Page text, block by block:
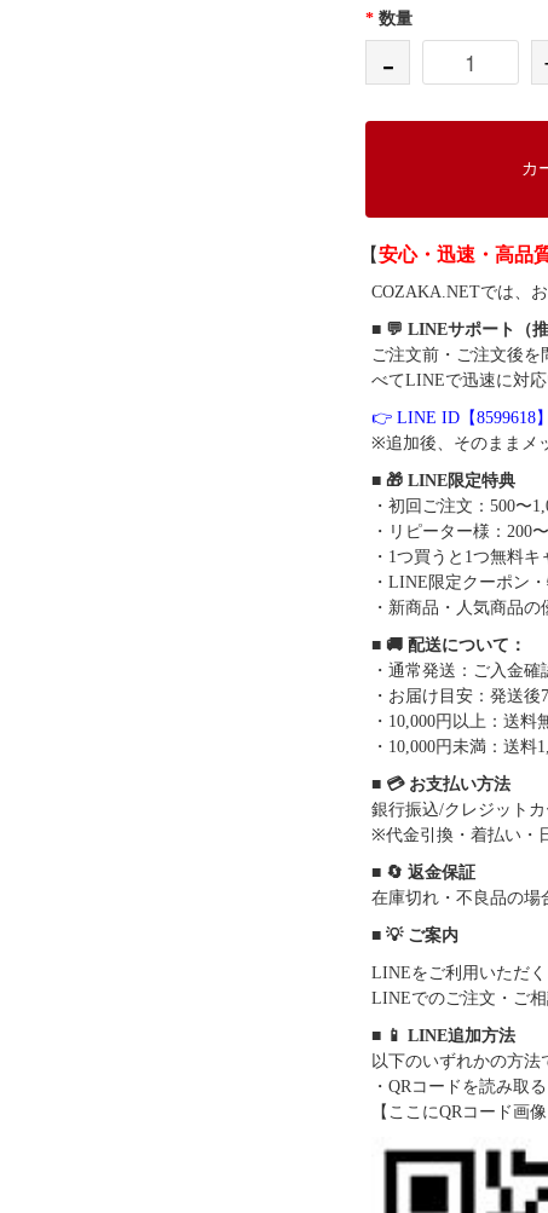
* 数量
-
カ
【安心・迅速・高品
COZAKA.NETでは、
■ 💬 LINEサポート（推
ご注文前・ご注文後
べてLINEで迅速に対応
👉 LINE ID【8599618】
※追加後、そのままメ
■ 🎁 LINE限定特典
・初回ご注文：500〜
・リピーター様：200
・1つ買うと1つ無料キ
・LINE限定クーポン
・新商品・人気商品の
■ 🚚 配送について：
・通常発送：ご入金確
・お届け目安：発送後
・10,000円以上：送料
・10,000円未満：送料
■ 💳 お支払い方法
銀行振込/クレジットカ
※代金引換・着払い・
■ 🔄 返金保証
在庫切れ・不良品の場
■ 💡 ご案内
LINEをご利用いただ
LINEでのご注文・ご
■ 📱 LINE追加方法
以下のいずれかの方法
・QRコードを読み取
【ここにQRコード画像